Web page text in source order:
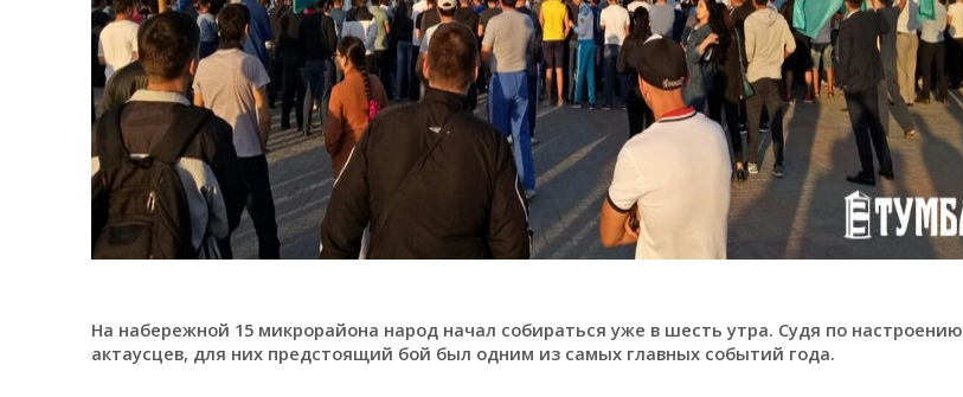
На набережной 15 микрорайона народ начал собираться уже в шесть утра. Судя по настроению
актаусцев, для них предстоящий бой был одним из самых главных событий года.